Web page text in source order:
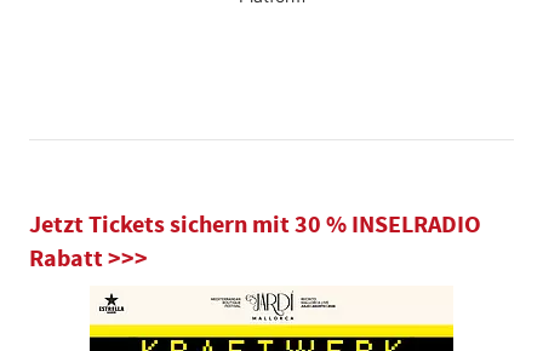
Jetzt Tickets sichern mit 30 % INSELRADIO
Rabatt >>>